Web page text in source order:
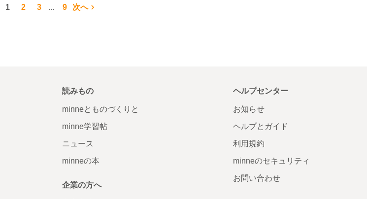
1 2 3 9 次へ
読みもの
minneとものづくりと
minne学習帖
ニュース
minneの本
企業の方へ
ヘルプセンター
お知らせ
ヘルプとガイド
利用規約
minneのセキュリティ
お問い合わせ